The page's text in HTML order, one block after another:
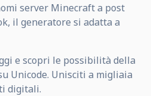
server Minecraft a post
il generatore si adatta a
e scopri le possibilità della
Unicode. Unisciti a migliaia
digitali.